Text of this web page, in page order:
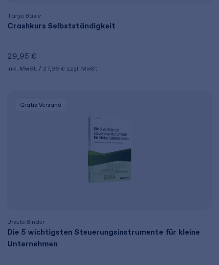
Tanja Basic
Crashkurs Selbstständigkeit
29,95 €
inkl. MwSt. 27,99 € zzgl. MwSt.
Gratis Versand
Ursula Binder
Die 5 wichtigsten Steuerungsinstrumente für kleine
Unternehmen